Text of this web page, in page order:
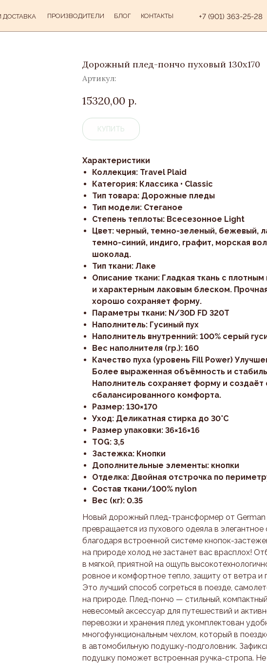
ДОСТАВКА ПРОИЗВОДИТЕЛИ +7 (901) 363-25-28
КОНТАКТЫ
БЛОГ
Дорожный плед-пончо пуховый 130x170
Артикул:
15320,00 р.
КУПИТЬ
Характеристики
Коллекция: Travel Plaid
Категория: Классика • Classic
Тип товара: Дорожные пледы
Тип модели: Стеганое
Степень теплоты: Всесезонное Light
Цвет: черный, темно-зеленый, бежевый,
темно-синий, индиго, графит, морская
шоколад.
Тип ткани: Лаке
Описание ткани: Гладкая ткань с
и характерным лаковым блеском.
хорошо сохраняет форму.
Параметры ткани: N/30D FD 320T
Наполнитель: Гусиный пух
Наполнитель внутренний: 100% серый
Вес наполнителя (гр.): 160
Качество пуха (уровень Fill Power)
Более выраженная объёмность и
Наполнитель сохраняет форму и
сбалансированного комфорта.
Размер: 130×170
Уход: Деликатная стирка до 30°С
Размер упаковки: 36×16×16
TOG: 3,5
Застежка: Кнопки
Дополнительные элементы: кнопки
Отделка: Двойная отстрочка по
Состав ткани/100% nylon
Вес (кг): 0.35
Новый дорожный плед-трансформер от German
превращается из пухового одеяла в элегантное
благодаря встроенной системе кнопок-
на природе холод не застанет вас врасплох!
в мягкой, приятной на ощупь
ровное и комфортное тепло, защиту от ветра и
Это лучший способ согреться в поезде,
на природе. Плед-пончо — стильный,
невесомый аксессуар для путешествий и
перевозки и хранения плед укомплектован
многофункциональным чехлом, который в
в автомобильную подушку-подголовник.
подушку поможет встроенная ручка-стропа.